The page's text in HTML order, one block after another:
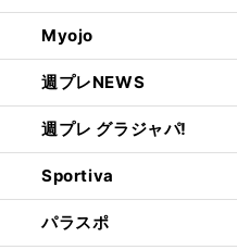
Myojo
週プレNEWS
週プレ グラジャパ!
Sportiva
パラスポ